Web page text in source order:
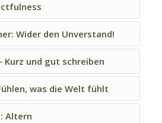
Wider den Unverstand!
Kurz und gut schreiben
was die Welt fühlt
Altern